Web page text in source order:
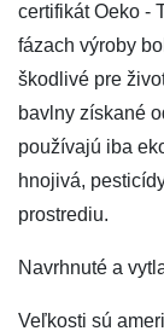
certifikát Oeko -
fázach výroby
škodlivé pre
bavlny získané
používajú iba
hnojivá,
prostrediu.
Navrhnuté a
Veľkosti sú